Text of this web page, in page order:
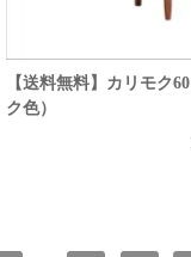
【送料無料】カリモク
ク色）